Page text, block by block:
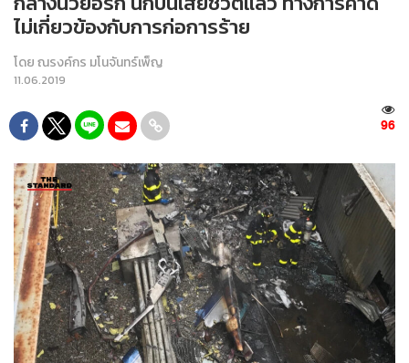
ไม่เกี่ยวข้องกับการก่อการร้าย
โดยณรงค์กร มโนจันทร์เพ็ญ
11.06.2019
96